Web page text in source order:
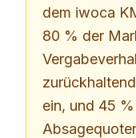
dem iwoca
80 % der
ein, und 45